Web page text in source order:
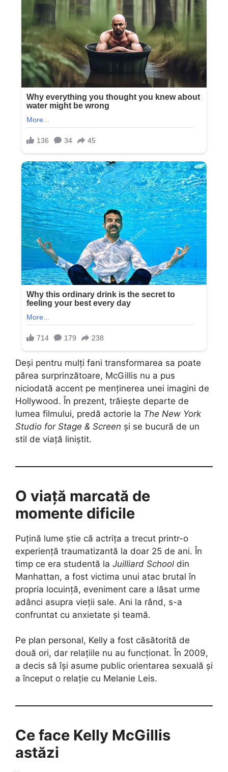
Deși pentru mulți fani transformarea sa poate
părea surprinzătoare, McGillis nu a pus
niciodată accent pe menținerea unei imagini de
Hollywood. În prezent, trăiește departe de
lumea filmului, predă actorie la The New York
Studio for Stage & Screen și se bucură de un
stil de viață liniștit.
O viață marcată de
momente dificile
Puțină lume știe că actrița a trecut printr-o
experiență traumatizantă la doar 25 de ani. În
timp ce era studentă la Juilliard School din
Manhattan, a fost victima unui atac brutal în
propria locuință, eveniment care a lăsat urme
adânci asupra vieții sale. Ani la rând, s-a
confruntat cu anxietate și teamă.
Pe plan personal, Kelly a fost căsătorită de
două ori, dar relațiile nu au funcționat. În 2009,
a decis să își asume public orientarea sexuală și
a început o relație cu Melanie Leis.
Ce face Kelly McGillis
astăzi